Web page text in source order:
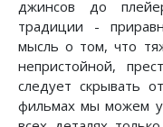
джинсов до
традиции -
мысль о том, что
непристойной,
следует скрывать
фильмах мы можем